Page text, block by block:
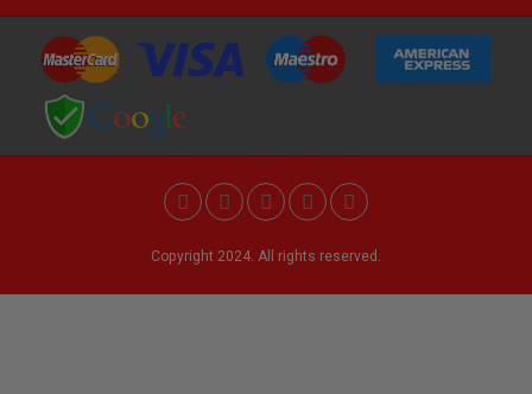
Copyright 2024. All rights reserved.